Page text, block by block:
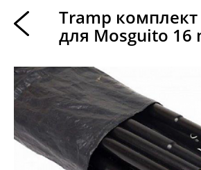
Tramp комплект
для Mosguito 16